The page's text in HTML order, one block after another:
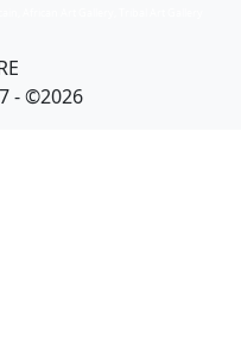
- ©2026